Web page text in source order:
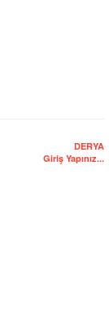
DERYA
Giriş Yapınız...